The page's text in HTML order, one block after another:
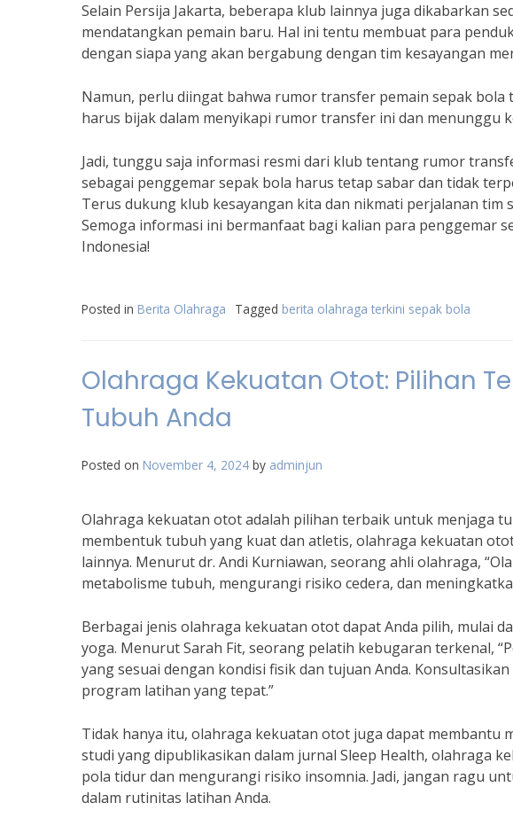
Selain Persija Jakarta, beberapa klub lainnya juga dikabarkan
mendatangkan pemain baru. Hal ini tentu membuat para
dengan siapa yang akan bergabung dengan tim kesayangan
Namun, perlu diingat bahwa rumor transfer pemain sepak bola
harus bijak dalam menyikapi rumor transfer ini dan menunggu
Jadi, tunggu saja informasi resmi dari klub tentang rumor
sebagai penggemar sepak bola harus tetap sabar dan tidak
Terus dukung klub kesayangan kita dan nikmati perjalanan tim
Semoga informasi ini bermanfaat bagi kalian para penggemar
Indonesia!
Posted in Berita Olahraga Tagged berita olahraga terkini sepak bola
Olahraga Kekuatan Otot: Pilihan
Tubuh Anda
Posted on November 4, 2024 by adminjun
Olahraga kekuatan otot adalah pilihan terbaik untuk menjaga
membentuk tubuh yang kuat dan atletis, olahraga kekuatan
lainnya. Menurut dr. Andi Kurniawan, seorang ahli olahraga,
metabolisme tubuh, mengurangi risiko cedera, dan
Berbagai jenis olahraga kekuatan otot dapat Anda pilih, mulai
yoga. Menurut Sarah Fit, seorang pelatih kebugaran terkenal,
yang sesuai dengan kondisi fisik dan tujuan Anda.
program latihan yang tepat.”
Tidak hanya itu, olahraga kekuatan otot juga dapat membantu
studi yang dipublikasikan dalam jurnal Sleep Health, olahraga
pola tidur dan mengurangi risiko insomnia. Jadi, jangan ragu
dalam rutinitas latihan Anda.